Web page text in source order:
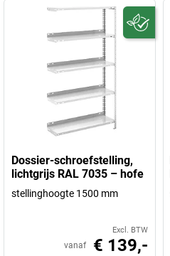
Dossier-schroefstelling,
lichtgrijs RAL 7035 – hofe
stellinghoogte 1500 mm
Excl. BTW
vanaf € 139,-